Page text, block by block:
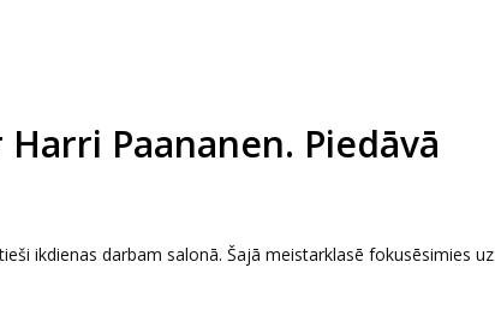
Paananen. Piedāvā
ikdienas darbam salonā. Šajā meistarklasē fokusēsimies uz